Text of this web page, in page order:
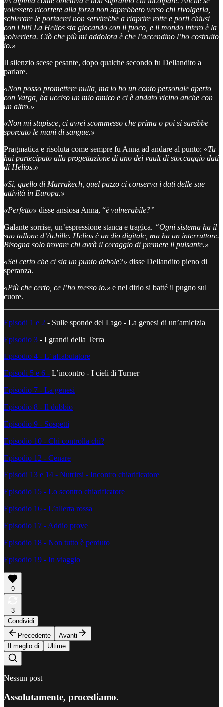
volessero ricorrere alla forza non saprebbero verso chi rivolgerla,
schierare le portaerei non servirebbe a riaprire rotte e porti chiusi
con i bit! La Helios sta giocando con il fuoco, e il mondo intero è la
polveriera. Ciò che più mi addolora è che l’accendino l’ho costruito
io.»
Il silenzio scese pesante, dopo qualche secondo fu Dellandito a
parlare.
«Non posso promettere nulla, ma io ho un conto personale aperto
con Varga, ha ucciso un mio amico e ci è andato vicino anche con
un altro.»
«Non mi stupisce, ci avrei scommesso che prima o poi si sarebbe
sporcato le mani di sangue.»
Pragmatica e risoluta come sempre fu Anna ad andare al punto: «Tu
hai partecipato alla progettazione di uno dei vault di stoccaggio dati
di Helios.»
«Si, quello di Marrakech, quel pazzo ci conserva i dati delle sue
attività in Europa.»
«Perfetto» disse ansiosa Anna, “è vulnerabile?”
Galante sorrise, un’espressione stanca e tragica. “Ogni sistema ha il
suo tallone d’Achille. Helios è un dio digitale, ma ha un interruttore.
Bisogna solo trovare chi avrà il coraggio di premere il pulsante.»
«Sei certo che ci sia un punto debole?» disse Dellandito pieno di
speranza.
«Più che certo, ce l’ho messo io.» e nel dirlo si batté il pugno sul
cuore.
Episodi 1 e 2 - Sulle sponde del Lago - La genesi di un’amicizia
Episodio 3 - I grandi della Terra
Episodio 4 - L’ affabulatore
Episodi 5 e 6 - L’incontro - I cieli di Turner
Episodio 7 - La genesi
Episodio 8 - Il dubbio
Episodio 9 - Sospetti
Episodio 10 - Chi controlla chi?
Episodio 12 - Cenare
Episodi 13 e 14 - Nutrirsi - Incontro chiarificatore
Episodio 15 - Lo scontro chiarificatore
Episodio 16 - L’allerta rossa
Episodio 17 - Addio prove
Episodio 18 - Non tutto è perduto
Episodio 19 - In viaggio
9
3
Condividi
Precedente
Avanti
Il meglio di
Ultime
Nessun post
Assolutamente, procediamo.